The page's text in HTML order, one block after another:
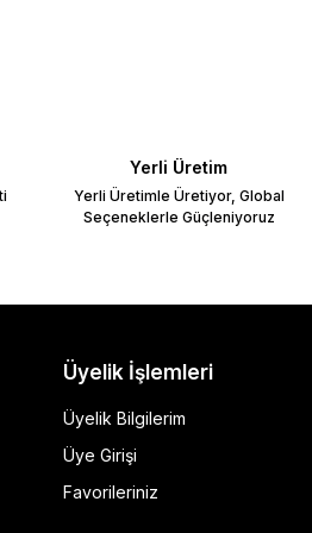
Yerli Üretim
Yerli Üretimle Üretiyor, Global
Seçeneklerle Güçleniyoruz
Üyelik İşlemleri
Üyelik Bilgilerim
Üye Girişi
Favorileriniz